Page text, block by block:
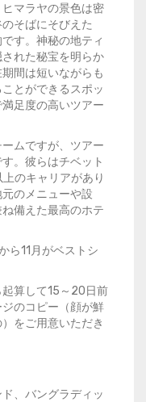
マラヤの景色は密
そばにそびえた
す。神秘の地ティ
れた秘宝を明らか
間は短いながらも
とができるスポッ
足度の高いツアー
ムですが、ツアー
。彼らはチベット
のキャリアがあり
のメニューや設
備えた最高のホテ
ら11月がベストシ
算して15～20日前
のコピー（顔が鮮
をご用意いただき
、バングラディッ